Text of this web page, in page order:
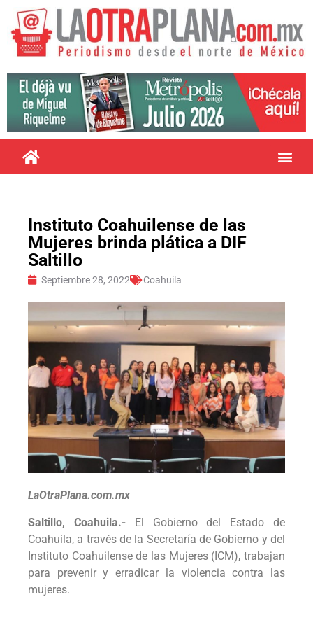
Instituto Coahuilense de las
Mujeres brinda plática a DIF
Saltillo
Septiembre 28, 2022 Coahuila
LaOtraPlana.com.mx
Saltillo, Coahuila.-El Gobierno del Estado de
Coahuila, a través de la Secretaría de Gobierno y del
Instituto Coahuilense de las Mujeres (ICM), trabajan
para prevenir y erradicar la violencia contra las
mujeres.